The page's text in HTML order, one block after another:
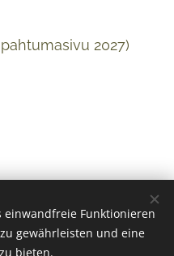
2027)
einwandfreie Funktionieren
gewährleisten und eine
bieten.